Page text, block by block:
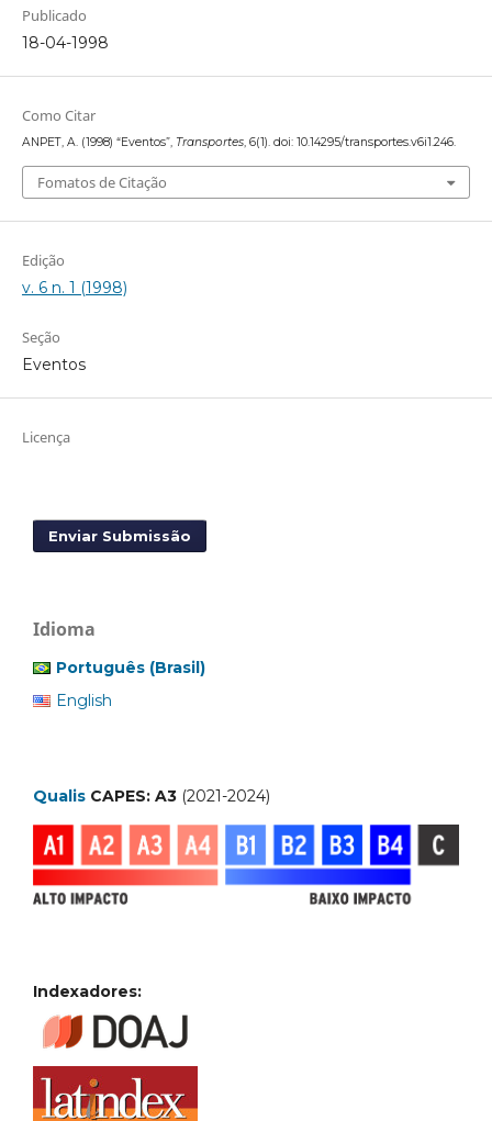
Publicado
18-04-1998
Como Citar
ANPET, A. (1998) “Eventos”, Transportes, 6(1). doi: 10.14295/transportes.v6i1.246.
Fomatos de Citação
Edição
v. 6 n. 1 (1998)
Seção
Eventos
Licença
Enviar Submissão
Idioma
Português (Brasil)
English
Qualis CAPES: A3 (2021-2024)
Indexadores: